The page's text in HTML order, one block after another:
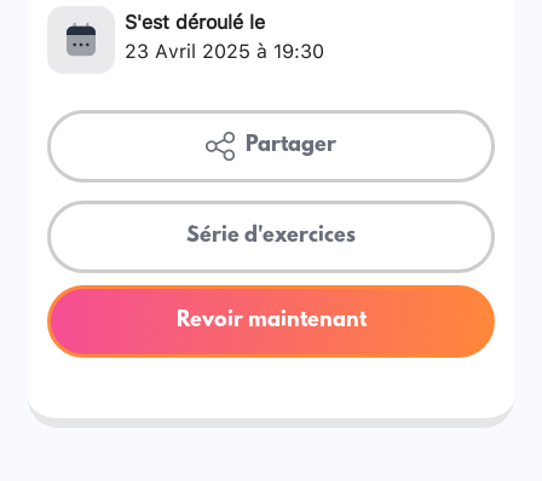
S'est déroulé le
23 Avril 2025 à 19:30
Partager
Série d'exercices
Revoir maintenant